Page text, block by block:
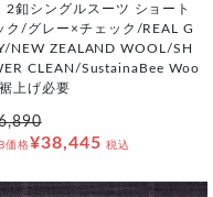
2釦シングルスーツ ショート
ク/グレー×チェック/REAL G
NEW ZEALAND WOOL/SH
CLEAN/SustainaBee Woo
上げ必要
価格¥38,445 税込